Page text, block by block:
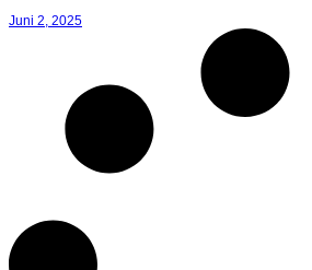
Juni 2, 2025